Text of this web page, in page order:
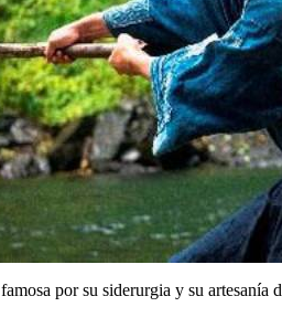
por su siderurgia y su